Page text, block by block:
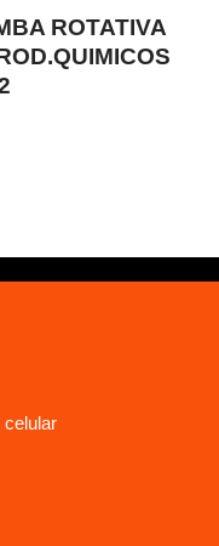
ROTATIVA
celular